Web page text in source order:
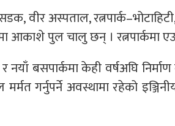
वीर अस्पताल,
आकाशे पुल चालु छन् । रत्नपार्कमा
नयाँ बसपार्कमा केही वर्षअघि
गर्नुपर्ने अवस्थामा रहेको